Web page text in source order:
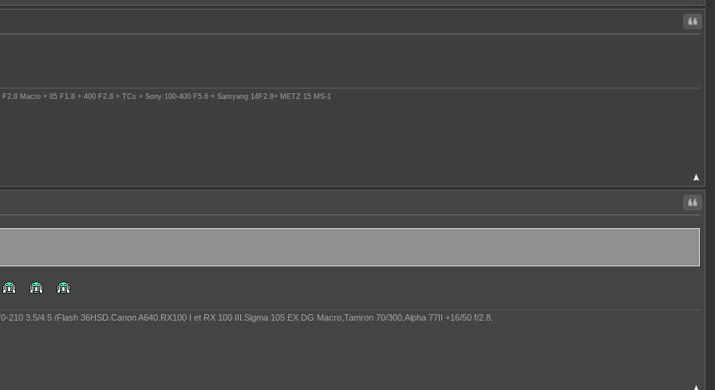
Citer
Macro + 85 F1.8 + 400 F2.8 + TCs + Sony 100-400 F5.6 + Samyang 14F2.8+ METZ 15 MS-1
Citer
210 3.5/4.5 /Flash 36HSD.Canon A640.RX100 I et RX 100 III.Sigma 105 EX DG Macro,Tamron 70/300.Alpha 77II +16/50 f/2.8.